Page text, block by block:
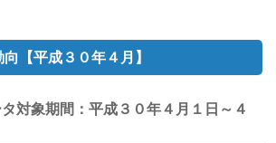
【平成３０年４月】
対象期間：平成３０年４月１日～４